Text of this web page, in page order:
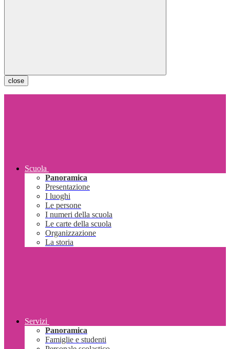
close
Scuola
Panoramica
Presentazione
I luoghi
Le persone
I numeri della scuola
Le carte della scuola
Organizzazione
La storia
Servizi
Panoramica
Famiglie e studenti